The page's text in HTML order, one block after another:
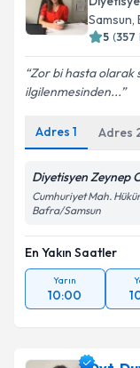
Samsun,
(
Zor bi hasta olarak
ilgilenmesinden...
Adres 1 Adres
Diyetisyen Zeynep
Cumhuriyet Mah.
En Yakın Saatler
Yarın
10:00